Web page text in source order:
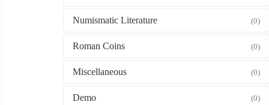
Numismatic Literature (0)
Roman Coins (0)
Miscellaneous (0)
Demo (0)